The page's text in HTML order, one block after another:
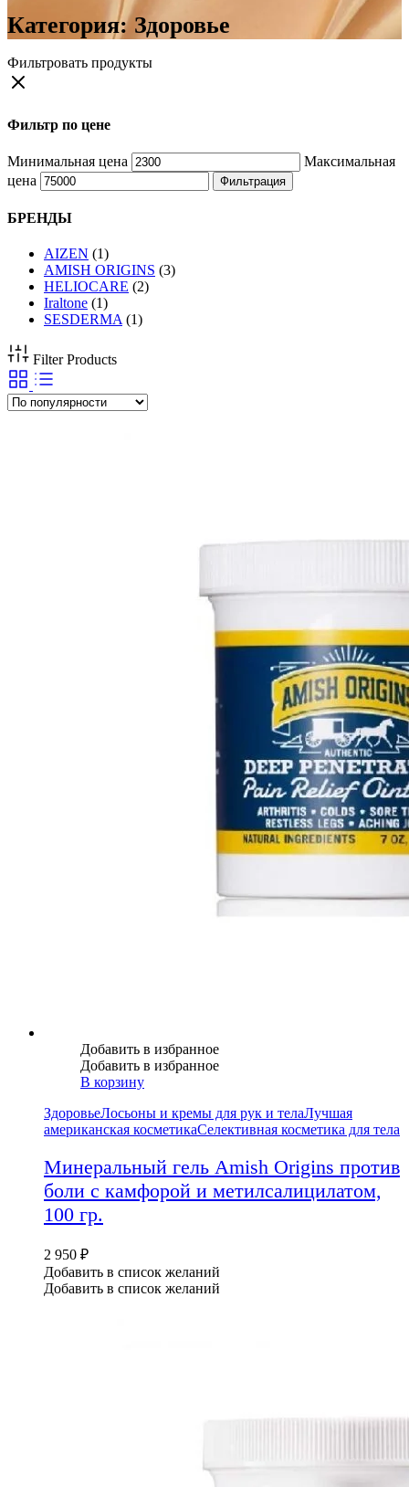
Категория:Здоровье
Фильтровать продукты
Фильтр по цене
Минимальная цена
Максимальная
цена
Фильтрация
БРЕНДЫ
AIZEN (1)
AMISH ORIGINS (3)
HELIOCARE (2)
Iraltone (1)
SESDERMA (1)
Filter Products
Добавить в избранное
Добавить в избранное
В корзину
ЗдоровьеЛосьоны и кремы для рук и телаЛучшая
американская косметикаСелективная косметика для тела
Минеральный гель Amish Origins против
боли с камфорой и метилсалицилатом,
100 гр.
2 950 ₽
Добавить в список желаний
Добавить в список желаний